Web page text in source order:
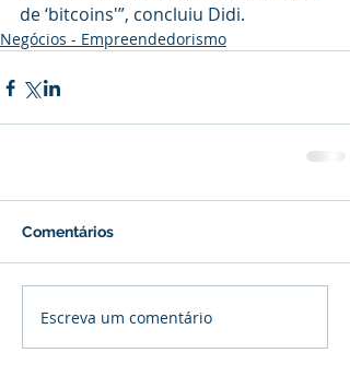
de ‘bitcoins'”, concluiu Didi.
Negócios - Empreendedorismo
Comentários
Escreva um comentário